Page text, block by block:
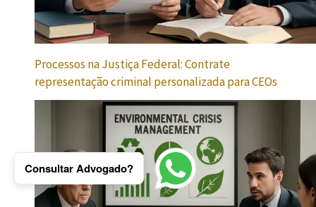
Processos na Justiça Federal: Contrate
representação criminal personalizada para CEOs
Consultar Advogado?